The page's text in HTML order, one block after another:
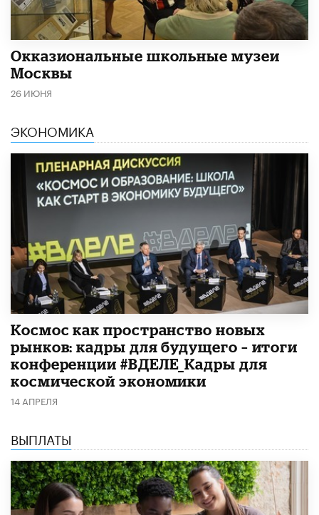
​Окказиональные школьные музеи
Москвы
26 ИЮНЯ
ЭКОНОМИКА
Космос как пространство новых
рынков: кадры для будущего – итоги
конференции #ВДЕЛЕ_Кадры для
космической экономики
14 АПРЕЛЯ
ВЫПЛАТЫ